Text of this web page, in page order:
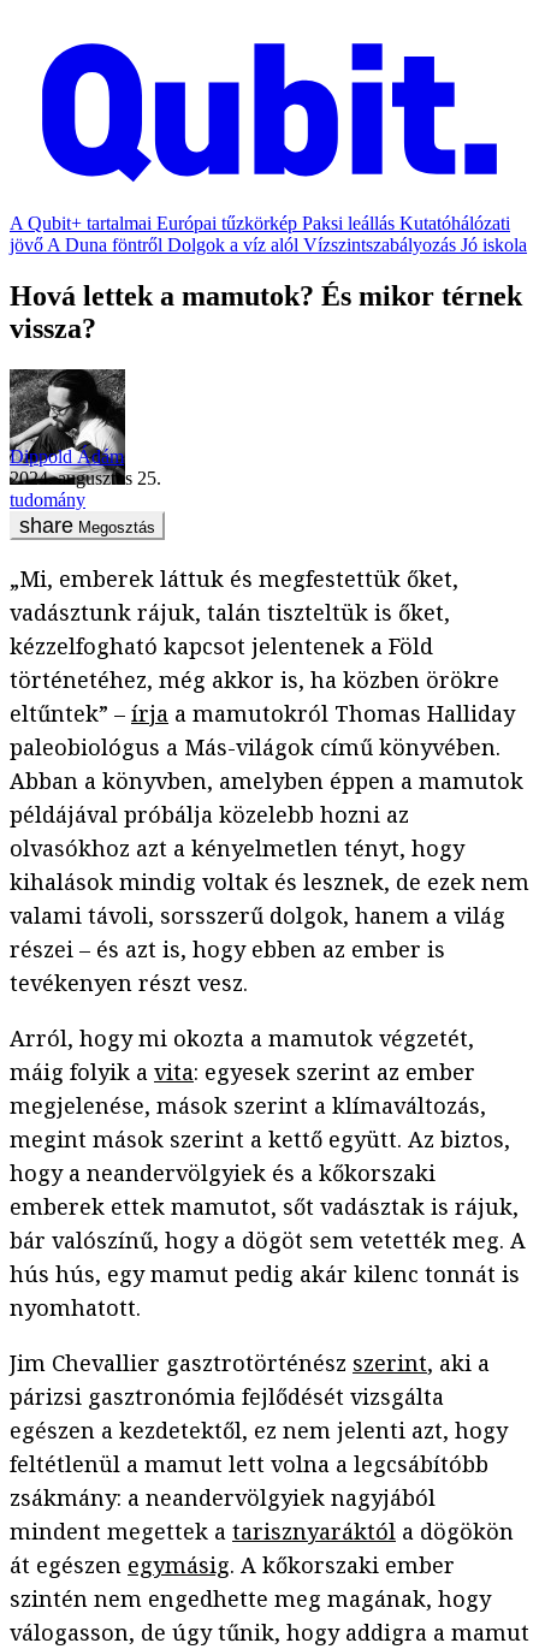
A Qubit+ tartalmai Európai tűzkörkép Paksi leállás Kutatóhálózati
jövő A Duna föntről Dolgok a víz alól Vízszintszabályozás Jó iskola
Hová lettek a mamutok? És mikor térnek
vissza?
Dippold Ádám
2024. augusztus 25.
tudomány
Megosztás
„Mi, emberek láttuk és megfestettük őket,
vadásztunk rájuk, talán tiszteltük is őket,
kézzelfogható kapcsot jelentenek a Föld
történetéhez, még akkor is, ha közben örökre
eltűntek” – írja a mamutokról Thomas Halliday
paleobiológus a Más-világok című könyvében.
Abban a könyvben, amelyben éppen a mamutok
példájával próbálja közelebb hozni az
olvasókhoz azt a kényelmetlen tényt, hogy
kihalások mindig voltak és lesznek, de ezek nem
valami távoli, sorsszerű dolgok, hanem a világ
részei – és azt is, hogy ebben az ember is
tevékenyen részt vesz.
Arról, hogy mi okozta a mamutok végzetét,
máig folyik a vita: egyesek szerint az ember
megjelenése, mások szerint a klímaváltozás,
megint mások szerint a kettő együtt. Az biztos,
hogy a neandervölgyiek és a kőkorszaki
emberek ettek mamutot, sőt vadásztak is rájuk,
bár valószínű, hogy a dögöt sem vetették meg. A
hús hús, egy mamut pedig akár kilenc tonnát is
nyomhatott.
Jim Chevallier gasztrotörténész szerint, aki a
párizsi gasztronómia fejlődését vizsgálta
egészen a kezdetektől, ez nem jelenti azt, hogy
feltétlenül a mamut lett volna a legcsábítóbb
zsákmány: a neandervölgyiek nagyjából
mindent megettek a tarisznyaráktól a dögökön
át egészen egymásig. A kőkorszaki ember
szintén nem engedhette meg magának, hogy
válogasson, de úgy tűnik, hogy addigra a mamut